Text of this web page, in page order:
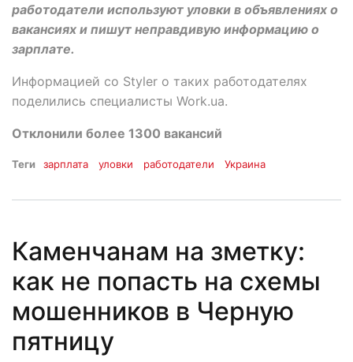
работодатели используют уловки в объявлениях о
вакансиях и пишут неправдивую информацию о
зарплате.
Информацией со Styler о таких работодателях
поделились специалисты Work.ua.
Отклонили более 1300 вакансий
Теги зарплата уловки работодатели Украина
Каменчанам на зметку:
как не попасть на схемы
мошенников в Черную
пятницу